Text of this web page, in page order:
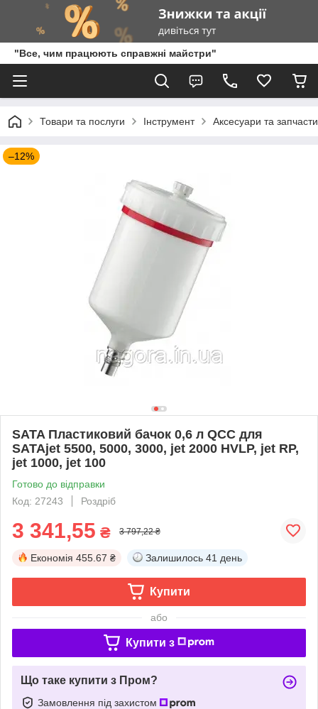
"Все, чим працюють справжні майстри"
Товари та послуги Інструмент Аксесуари та
–12%
SATA Пластиковий бачок 0,6 л QCC для
SATAjet 5500, 5000, 3000, jet 2000 HVLP, jet RP,
jet 1000, jet 100
Готово до відправки
Код: 27243
Роздріб
3 341,55 ₴ 3 797,22 ₴
Економія 455.67 ₴ Залишилось 41 день
Купити
або
Купити з
Що таке купити з Пром?
Замовлення під захистом